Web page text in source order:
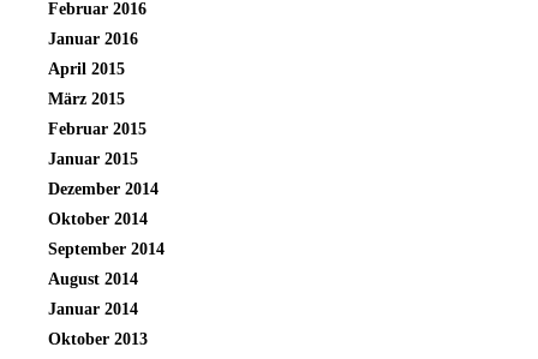
Februar 2016
Januar 2016
April 2015
März 2015
Februar 2015
Januar 2015
Dezember 2014
Oktober 2014
September 2014
August 2014
Januar 2014
Oktober 2013